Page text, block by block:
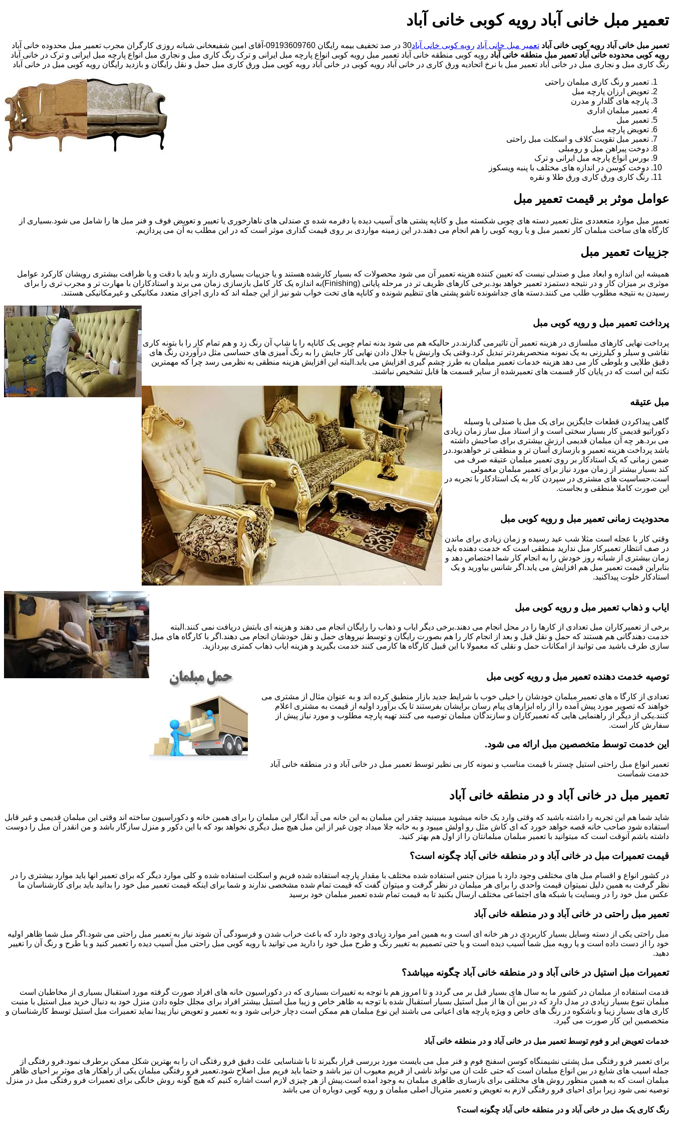
تعمیر مبل خانی آباد رویه کوبی خانی آباد
تعمیر مبل خانی آباد رویه کوبی خانی آباد تعمیر مبل خانی آباد رویه کوبی خانی آباد30 در صد تخفیف بیمه رایگان 09193609760-آقای امین شفیعخانی شبانه روزی کارگران مجرب تعمیر مبل محدوده خانی آباد
رویه کوبی محدوده خانی آباد تعمیر مبل منطقه خانی آباد رویه کوبی منطقه خانی آباد تعمیر مبل رویه کوبی انواع پارچه مبل ایرانی و ترک رنگ کاری مبل و نجاری مبل انواع پارچه مبل ایرانی و ترک در خانی آباد
رنگ کاری مبل و نجاری مبل در خانی آباد تعمیر مبل با نرخ اتحادیه ورق کاری در خانی آباد رویه کوبی در خانی آباد رویه کوبی مبل ورق کاری مبل حمل و نقل رایگان و بازدید رایگان رویه کوبی مبل در خانی آباد
تعمیر و رنگ کاری مبلمان راحتی
تعویض ارزان پارچه مبل
پارچه های گلدار و مدرن
تعمیر مبلمان اداری
تعمیر مبل
تعویض پارچه مبل
تعمیر مبل تقویت کلاف و اسکلت مبل راحتی
دوخت پیراهن مبل و رومبلی
بورس انواع پارچه مبل ایرانی و ترک
دوخت کوسن در اندازه های مختلف با پنبه ویسکوز
رنگ کاری ورق کاری ورق طلا و نقره
عوامل موثر بر قیمت تعمیر مبل
تعمیر مبل موارد متععددی مثل تعمیر دسته های چوبی شکسته مبل و کاناپه پشتی های آسیب دیده یا دفرمه شده ی صندلی های ناهارخوری یا تعییر و تعویض فوف و فنر مبل ها را شامل می شود.بسیاری از
کارگاه های ساخت مبلمان کار تعمیر مبل و یا رویه کوبی را هم انجام می دهند.در این زمینه مواردی بر روی قیمت گذاری موثر است که در این مطلب به آن می پردازیم.
جزییات تعمیر مبل
همیشه این اندازه و ابعاد مبل و صندلی نیست که تعیین کننده هزینه تعمیر آن می شود محصولات که بسیار کارشده هستند و یا جزییات بسیاری دارند و باید با دقت و یا ظرافت بیشتری رویشان کارکرد عوامل
موثری بر میزان کار و در نتیجه دستمزد تعمیر خواهد بود.برخی کارهای ظریف تر در مرحله پایانی (Finishing)به اندازه یک کار کامل بازسازی زمان می برند و استادکاران با مهارت تر و مجرب تری را برای
رسیدن به نتیجه مطلوب طلب می کنند.دسته های جداشونده تاشو پشتی های تنظیم شونده و کاناپه های تخت خواب شو نیز از این جمله اند که داری اجزای متعدد مکانیکی و غیرمکانیکی هستند.
پرداخت تعمیر مبل و رویه کوبی مبل
پرداخت نهایی کارهای مبلسازی در هزینه تعمیر آن تاثیرمی گذارند.در حالیکه هم می شود بدنه تمام چوبی یک کاناپه را با شاپ آن رنگ زد و هم تمام کار را با بتونه کاری
نقاشی و سیلر و کیلرزنی به یک نمونه منحصربفردتر تبدیل کرد.وقتی یک وارنیش یا جلال دادن نهایی کار جایش را به رنگ آمیزی های حساسی مثل درآوردن رنگ های
دقیق طلایی و بلوطی کار می دهد هزینه خدمات تعمیر مبلمان به طرز چشم گیری افزایش می یابد.البته این افزایش هزینه منطقی به نظرمی رسد چرا که مهمترین
نکته این است که در پایان کار قسمت های تعمیرشده از سایر قسمت ها قابل تشخیص نباشند.
مبل عتیقه
گاهی پیداکردن قطعات جایگزین برای یک مبل یا صندلی یا وسیله
دکوراتیو قدیمی کار بسیار سختی است و از استاد مبل ساز زمان زیادی
می برد.هر چه آن مبلمان قدیمی ارزش بیشتری برای صاحبش داشته
باشد پرداخت هزینه تعمیر و بازسازی آسان تر و منطقی تر خواهدبود.در
ضمن زمانی که یک استادکار بر روی تعمیر مبلمان عتیقه صرف می
کند بسیار بیشتر از زمان مورد نیاز برای تعمیر مبلمان معمولی
است.حساسیت های مشتری در سپردن کار به یک استادکار با تجربه در
این صورت کاملا منطقی و بجاست.
محدودیت زمانی تعمیر مبل و رویه کوبی مبل
وقتی کار با عجله است مثلا شب عید رسیده و زمان زیادی برای ماندن
در صف انتظار تعمیرکار مبل ندارید منطقی است که خدمت دهنده باید
زمان بیشتری از شبانه روز خودش را به انجام کار شما اختصاص دهد و
بنابراین قیمت تعمیر مبل هم افزایش می یابد.اگر شانس بیاورید و یک
استادکار خلوت پیداکنید.
ایاب و ذهاب تعمیر مبل و رویه کوبی مبل
برخی از تعمیرکاران مبل تعدادی از کارها را در محل انجام می دهند.برخی دیگر ایاب و ذهاب را رایگان انجام می دهند و هزینه ای بابتش دریافت نمی کنند.البته
خدمت دهندگانی هم هستند که حمل و نقل قبل و بعد از انجام کار را هم بصورت رایگان و توسط نیروهای حمل و نقل خودشان انجام می دهند.اگر با کارگاه های مبل
سازی طرف باشید می توانید از امکانات حمل و نقلی که معمولا با این قبیل کارگاه ها کارمی کنند خدمت بگیرید و هزینه ایاب ذهاب کمتری بپردازید.
توصیه خدمت دهنده تعمیر مبل و رویه کوبی مبل
تعدادی از کارگا ه های تعمیر مبلمان خودشان را خیلی خوب با شرایط جدید بازار منطبق کرده اند و به عنوان مثال از مشتری می
خواهند که تصویر مورد پیش آمده را از راه ابزارهای پیام رسان برایشان بفرستند تا یک برآورد اولیه از قیمت به مشتری اعلام
کنند.یکی از دیگر از راهنمایی هایی که تعمیرکاران و سازندگان مبلمان توصیه می کنند تهیه پارچه مطلوب و مورد نیاز پیش از
سفارش کار است.
این خدمت توسط متخصصین مبل ارائه می شود.
تعمیر انواع مبل راحتی استیل چستر با قیمت مناسب و نمونه کار بی نظیر توسط تعمیر مبل در خانی آباد و در منطقه خانی آباد
خدمت شماست
تعمیر مبل در خانی آباد و در منطقه خانی آباد
شاید شما هم این تجربه را داشته باشید که وقتی وارد یک خانه میشوید میبینید چقدر این مبلمان به این خانه می آید انگار این مبلمان را برای همین خانه و دکوراسیون ساخته اند وقتی این مبلمان قدیمی و غیر قابل
استفاده شود صاحب خانه قصه خواهد خورد که ای کاش مثل رو اولش میبود و به خانه جلا میداد چون غیر از این مبل هیچ مبل دیگری نخواهد بود که با این دکور و منزل سازگار باشد و من انقدر آن مبل را دوست
داشته باشم آنوقت است که میتوانید با تعمیر مبلمان مبلمانتان را از اول هم بهتر کنید.
قیمت تعمیرات مبل در خانی آباد و در منطقه خانی آباد چگونه است؟
در کشور انواع و اقسام مبل های مختلفی وجود دارد با میزان جنس استفاده شده مختلف با مقدار پارچه استفاده شده فریم و اسکلت استفاده شده و کلی موارد دیگر که برای تعمیر انها باید موارد بیشتری را در
نظر گرفت به همین دلیل نمیتوان قیمت واحدی را برای هر مبلمان در نظر گرفت و میتوان گفت که قیمت تمام شده مشخصی ندارند و شما برای اینکه قیمت تعمیر مبل خود را بدانید باید برای کارشناسان ما
عکس مبل خود را در وبسایت یا شبکه های اجتماعی مختلف ارسال بکنید تا به قیمت تمام شده تعمیر مبلمان خود برسید
تعمیر مبل راحتی در خانی آباد و در منطقه خانی آباد
مبل راحتی یکی از دسته وسایل بسیار کاربردی در هر خانه ای است و به همین امر موارد زیادی وجود دارد که باعث خراب شدن و فرسودگی آن شوند نیاز به تعمیر مبل راحتی می شود.اگر مبل شما ظاهر اولیه
خود را از دست داده است و یا رویه مبل شما آسیب دیده است و یا حتی تصمیم به تغییر رنگ و طرح مبل خود را دارید می توانید با رویه کوبی مبل راحتی مبل آسیب دیده را تعمیر کنید و یا طرح و رنگ آن را تغییر
دهید.
تعمیرات مبل استیل در خانی آباد و در منطقه خانی آباد چگونه میباشد؟
قدمت استفاده از مبلمان در کشور ما به سال های بسیار قبل بر می گردد و تا امروز هم با توجه به تغییرات بسیاری که در دکوراسیون خانه های افراد صورت گرفته مورد استقبال بسیاری از مخاطبان است
مبلمان تنوع بسیار زیادی در مدل دارد که در بین آن ها از مبل استیل بسیار استقبال شده با توجه به ظاهر خاص و زیبا مبل استیل بیشتر افراد برای مجلل جلوه دادن منزل خود به دنبال خرید مبل استیل با منبت
کاری های بسیار زیبا و باشکوه در رنگ های خاص و ویژه پارچه های اعیانی می باشند این نوع مبلمان هم ممکن است دچار خرابی شود و به تعمیر و تعویض نیاز پیدا نماید تعمیرات مبل استیل توسط کارشناسان و
متخصصین این کار صورت می گیرد.
خدمات تعویض ابر و فوم توسط تعمیر مبل در خانی آباد و در منطقه خانی آباد
برای تعمیر فرو رفتگی مبل پشتی نشیمنگاه کوسن اسفنج فوم و فنر مبل می بایست مورد بررسی قرار بگیرند تا با شناسایی علت دقیق فرو رفتگی ان را به بهترین شکل ممکن برطرف نمود.فرو رفتگی از
جمله اسیب های شایع در بین انواع مبلمان است که حتی علت ان می تواند ناشی از فریم معیوب ان نیز باشد و حتما باید فریم مبل اصلاح شود.تعمیر فرو رفتگی مبلمان یکی از راهکار های موثر بر احیای ظاهر
مبلمان است که به همین منظور روش های مختلفی برای بازسازی ظاهری مبلمان به وجود امده است.پیش از هر چیزی لازم است اشاره کنیم که هیچ گونه روش خانگی برای تعمیرات فرو رفتگی مبل در منزل
توصیه نمی شود زیرا برای احیای فرو رفتگی لازم به تعویض و تعمیر متریال اصلی مبلمان و رویه کوبی دوباره ان می باشد
رنگ کاری یک مبل در خانی آباد و در منطقه خانی آباد چگونه است؟